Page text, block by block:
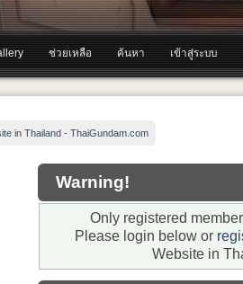
ช่วยเหลือ ค้นหา เข้าสู่ระบบ
in Thailand - ThaiGundam.com
Warning!
Only registered
Please login below or
Website in